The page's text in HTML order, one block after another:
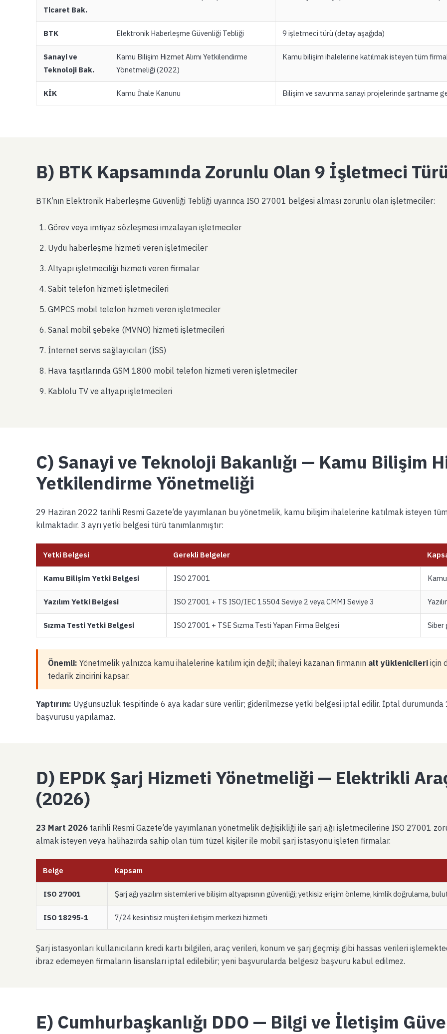
Ticaret Bak.
BTK Elektronik Haberleşme Güvenliği Tebliği 9 işletmeci türü (detay aşağıda)
Sanayi ve
Teknoloji Bak.
Kamu Bilişim Hizmet Alımı Yetkilendirme
Yönetmeliği (2022)
Kamu bilişim ihalelerine katılmak isteyen tüm
KİK Kamu İhale Kanunu Bilişim ve savunma sanayi projelerinde şartname
B) BTK Kapsamında Zorunlu Olan 9 İşletmeci
BTK’nın Elektronik Haberleşme Güvenliği Tebliği uyarınca ISO 27001 belgesi alması zorunlu olan işletmeciler:
Görev veya imtiyaz sözleşmesi imzalayan işletmeciler
Uydu haberleşme hizmeti veren işletmeciler
Altyapı işletmeciliği hizmeti veren firmalar
Sabit telefon hizmeti işletmecileri
GMPCS mobil telefon hizmeti veren işletmeciler
Sanal mobil şebeke (MVNO) hizmeti işletmecileri
İnternet servis sağlayıcıları (İSS)
Hava taşıtlarında GSM 1800 mobil telefon hizmeti veren işletmeciler
Kablolu TV ve altyapı işletmecileri
C) Sanayi ve Teknoloji Bakanlığı — Kamu Bilişim
Yetkilendirme Yönetmeliği
29 Haziran 2022 tarihli Resmi Gazete’de yayımlanan bu yönetmelik, kamu bilişim ihalelerine katılmak isteyen
kılmaktadır. 3 ayrı yetki belgesi türü tanımlanmıştır:
Yetki Belgesi Gerekli Belgeler
Kamu Bilişim Yetki Belgesi ISO 27001
Yazılım Yetki Belgesi ISO 27001 + TS ISO/IEC 15504 Seviye 2 veya CMMI Seviye 3
Sızma Testi Yetki Belgesi ISO 27001 + TSE Sızma Testi Yapan Firma Belgesi Siber
Önemli: Yönetmelik yalnızca kamu ihalelerine katılım için değil; ihaleyi kazanan firmanın alt yüklenicileri için
tedarik zincirini kapsar.
Yaptırım: Uygunsuzluk tespitinde 6 aya kadar süre verilir; giderilmezse yetki belgesi iptal edilir. İptal durumunda
başvurusu yapılamaz.
D) EPDK Şarj Hizmeti Yönetmeliği — Elektrikli
(2026)
23 Mart 2026 tarihli Resmi Gazete’de yayımlanan yönetmelik değişikliği ile şarj ağı işletmecilerine ISO 27001
almak isteyen veya halihazırda sahip olan tüm tüzel kişiler ile mobil şarj istasyonu işleten firmalar.
Belge Kapsam
ISO 27001 Şarj ağı yazılım sistemleri ve bilişim altyapısının güvenliği; yetkisiz erişim önleme, kimlik doğrulama,
ISO 18295-1 7/24 kesintisiz müşteri iletişim merkezi hizmeti
Şarj istasyonları kullanıcıların kredi kartı bilgileri, araç verileri, konum ve şarj geçmişi gibi hassas verileri
ibraz edemeyen firmaların lisansları iptal edilebilir; yeni başvurularda belgesiz başvuru kabul edilmez.
E) Cumhurbaşkanlığı DDO — Bilgi ve İletişim